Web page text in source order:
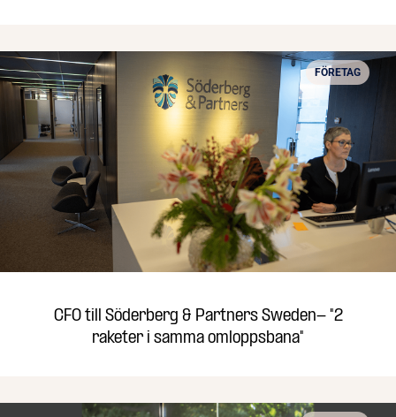
FÖRETAG
CFO till Söderberg & Partners Sweden- "2
raketer i samma omloppsbana"